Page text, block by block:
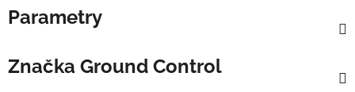
Parametry
Značka Ground Control